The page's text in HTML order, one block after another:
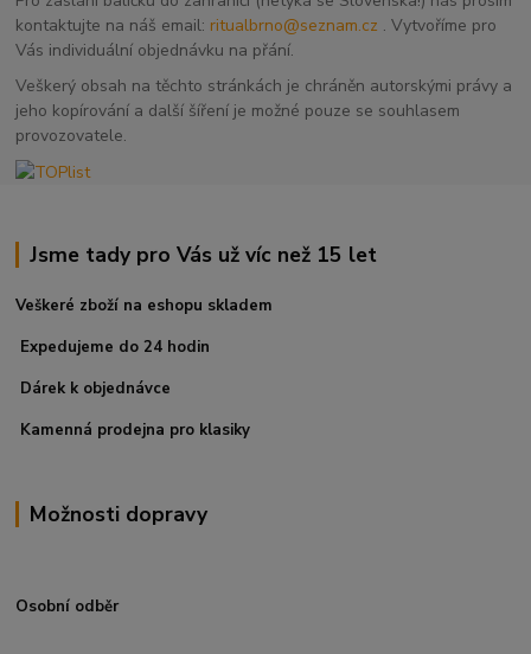
kontaktujte na náš email: ritualbrno@seznam.cz . Vytvoříme pro
Vás individuální objednávku na přání.
Veškerý obsah na těchto stránkách je chráněn autorskými právy a
jeho kopírování a další šíření je možné pouze se souhlasem
provozovatele.
Jsme tady pro Vás už víc než 15 let
Veškeré zboží na eshopu skladem
Expedujeme do 24 hodin
Dárek k objednávce
Kamenná prodejna pro klasiky
Možnosti dopravy
Osobní odběr